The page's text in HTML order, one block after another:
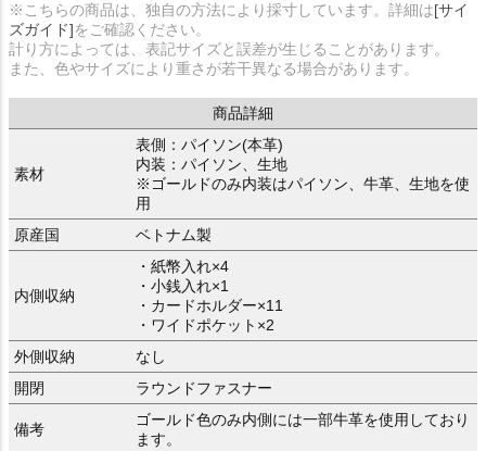
※こちらの商品は、独自の方法により採寸しています。詳細は[サイ
ズガイド]をご確認ください。
計り方によっては、表記サイズと誤差が生じることがあります。
また、色やサイズにより重さが若干異なる場合があります。
商品詳細
素材
表側：パイソン(本革)
内装：パイソン、生地
※ゴールドのみ内装はパイソン、牛革、生地を使
用
原産国
ベトナム製
内側収納
・紙幣入れ×4
・小銭入れ×1
・カードホルダー×11
・ワイドポケット×2
外側収納
なし
開閉
ラウンドファスナー
備考
ゴールド色のみ内側には一部牛革を使用しており
ます。